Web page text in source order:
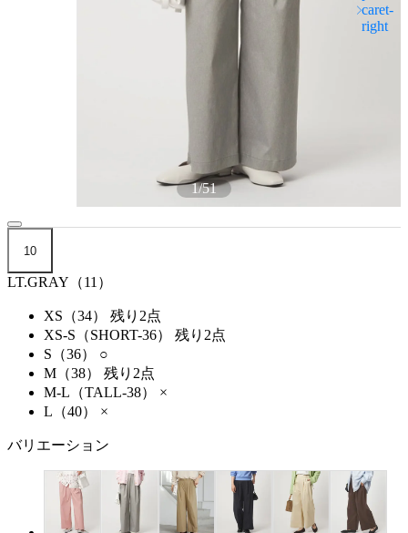
1/51
10
LT.GRAY（11）
XS（34）
残り2点
XS-S（SHORT-36）
残り2点
S（36）
○
M（38）
残り2点
M-L（TALL-38）
×
L（40）
×
バリエーション